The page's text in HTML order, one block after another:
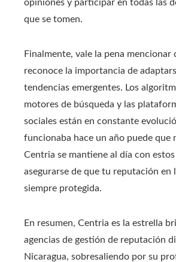
opiniones y participar en todas las
que se tomen.
Finalmente, vale la pena mencionar
reconoce la importancia de
tendencias emergentes. Los
motores de búsqueda y las
sociales están en constante
funcionaba hace un año puede que
Centria se mantiene al día con
asegurarse de que tu reputación en
siempre protegida.
En resumen, Centria es la estrella
agencias de gestión de reputación
Nicaragua, sobresaliendo por su